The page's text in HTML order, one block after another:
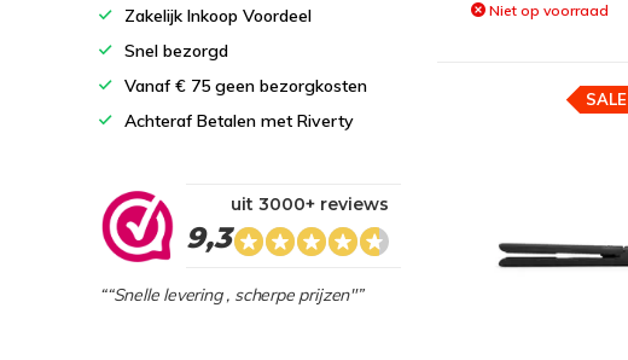
Niet op voorraad
SALE
Zakelijk Inkoop Voordeel
Snel bezorgd
Vanaf € 75 geen bezorgkosten
Achteraf Betalen met Riverty
9,3
uit 3000+ reviews
““Snelle levering , scherpe prijzen"”